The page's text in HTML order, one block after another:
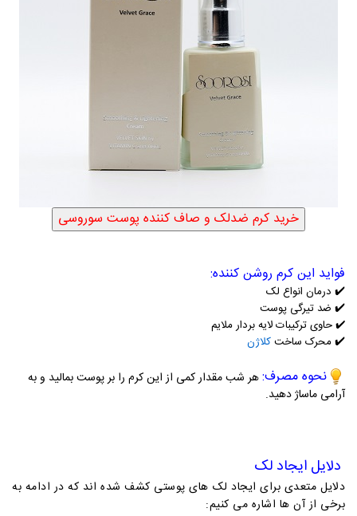
فواید این کرم روشن کننده:
✔️ درمان انواع لک
✔️ ضد تیرگی پوست
✔️حاوی ترکیبات لایه بردار ملایم
✔️محرک ساختکلاژن
نحوه مصرف:هر شب مقدار کمی از این کرم را بر پوست بمالید و به
آرامی ماساژ دهید.
دلایل ایجاد لک
دلایل متعدی برای ایجاد لک های پوستی کشف شده اند که در ادامه به
برخی از آن ها اشاره می کنیم: